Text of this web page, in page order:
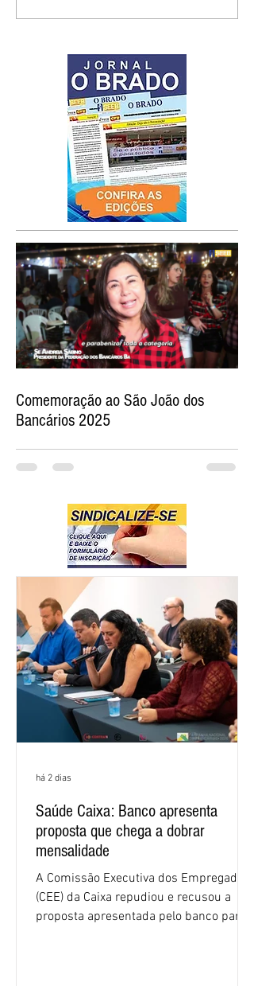
Comemoração ao São João dos
Bancários 2025
Saúde Caixa: Banco apresenta
proposta que chega a dobrar
mensalidade
A Comissão Executiva dos Empregados
(CEE) da Caixa repudiou e recusou a
proposta apresentada pelo banco para o
há 2 dias